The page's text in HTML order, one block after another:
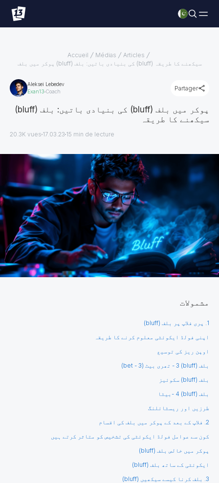
Accueil Médias
Articles
پوکر میں بلف (bluff) کی بنیادی باتیں: بلف (bluff) سیکھنے کا طریقہ
Aleksei Lebedev
Exan13 Coach Partager
پوکر میں بلف (bluff) کی بنیادی باتیں: بلف (bluff)
سیکھنے کا طریقہ
20.3K vues 17.03.23 15 min de lecture
مشمولات
1. پری فلاپ پر بلف (bluff)
اپنی فولڈ ایکوئٹی معلوم کرنے کا طریقہ
اوپن ریز کی توسیع
بلف (bluff) 3 - تھری بیٹ (3 - bet)
بلف (bluff) سکوئیز
بلف (bluff) 4 -بیٹا
طرزیں اور ریسٹائلنگ
2. فلاپ کے بعد کے پوکر میں بلف کی اقسام
کون سے عوامل فولڈ ایکوئٹی کی تشخیص کو متاثر کرتے ہیں
پوکر میں خالص بلف (bluff)
ایکوئٹی کے ساتھ بلف (bluff)
3. بلف کرنا کیسے سیکھیں (bluff)